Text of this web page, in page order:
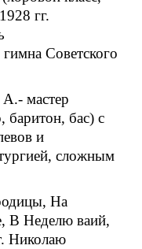
гг.
Советского
мастер
баритон, бас) с
и
сложным
На
В Неделю ваий,
Николаю